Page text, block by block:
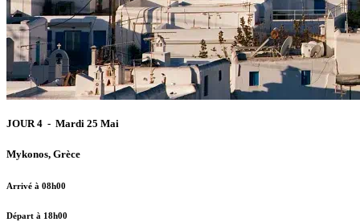
JOUR 4 - Mardi 25 Mai
Mykonos, Grèce
Arrivé à 08h00
Départ à 18h00